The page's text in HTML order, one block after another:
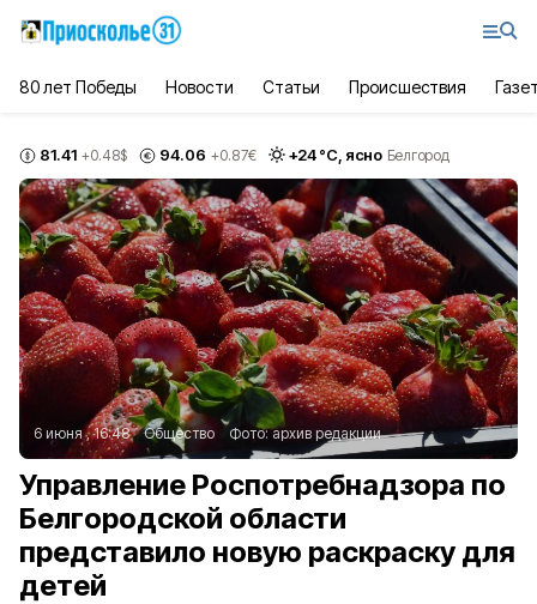
80 лет Победы Новости Статьи Происшествия
81.41 +0.48$ 94.06 +0.87€ +24°С, ясно Белгород
6 июня , 16:48 Общество Фото:архив редакции
Управление Роспотребнадзора по
Белгородской области
представило новую раскраску для
детей